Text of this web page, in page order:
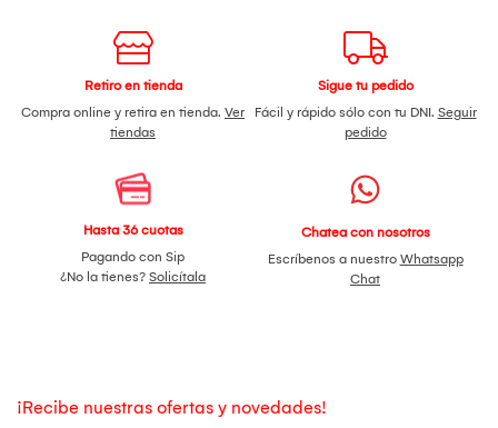
Retiro en tienda
Compra online y retira en tienda. Ver
tiendas
Sigue tu pedido
Fácil y rápido sólo con tu DNI. Seguir
pedido
Hasta 36 cuotas
Pagando con Sip
¿No la tienes? Solicítala
Chatea con nosotros
Escríbenos a nuestro Whatsapp
Chat
¡Recibe nuestras ofertas y novedades!